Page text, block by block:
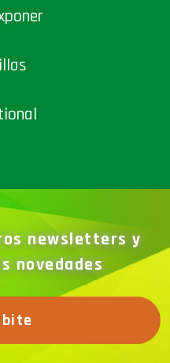
newsletters y
novedades